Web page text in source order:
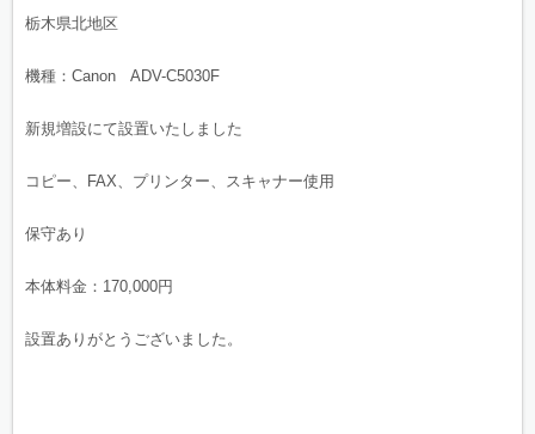
栃木県北地区
機種：Canon ADV-C5030F
新規増設にて設置いたしました
コピー、FAX、プリンター、スキャナー使用
保守あり
本体料金：170,000円
設置ありがとうございました。